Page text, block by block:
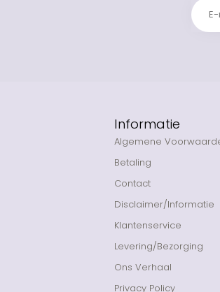
Informatie
Algemene
Betaling
Contact
Disclaimer/Informatie
Klantenservice
Levering/Bezorging
Ons Verhaal
Privacy Policy